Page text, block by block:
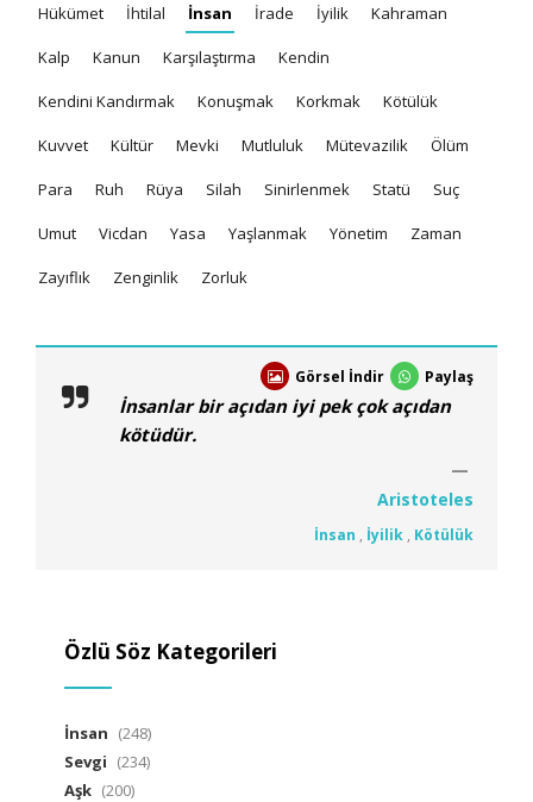
Hükümet İhtilal İnsan İrade İyilik Kahraman
Kalp Kanun Karşılaştırma Kendin
Kendini Kandırmak Konuşmak Korkmak Kötülük
Kuvvet Kültür Mevki Mutluluk Mütevazilik Ölüm
Para Ruh Rüya Silah Sinirlenmek Statü Suç
Umut Vicdan Yasa Yaşlanmak Yönetim Zaman
Zayıflık Zenginlik Zorluk
Görsel İndir Paylaş
İnsanlar bir açıdan iyi pek çok açıdan
kötüdür.
Aristoteles
İnsan , İyilik , Kötülük
Özlü Söz Kategorileri
İnsan (248)
Sevgi (234)
Aşk (200)